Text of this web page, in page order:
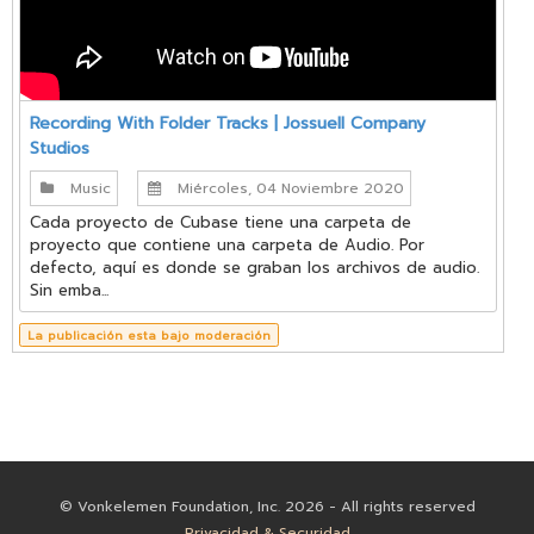
Recording With Folder Tracks | Jossuell Company
Studios
Music Miércoles, 04 Noviembre 2020
Cada proyecto de Cubase tiene una carpeta de
proyecto que contiene una carpeta de Audio. Por
defecto, aquí es donde se graban los archivos de audio.
Sin emba...
La publicación esta bajo moderación
© Vonkelemen Foundation, Inc. 2026 - All rights reserved